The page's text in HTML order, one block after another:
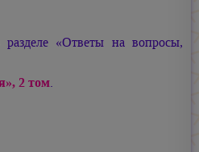
разделе «Ответы на вопросы,
2 том.